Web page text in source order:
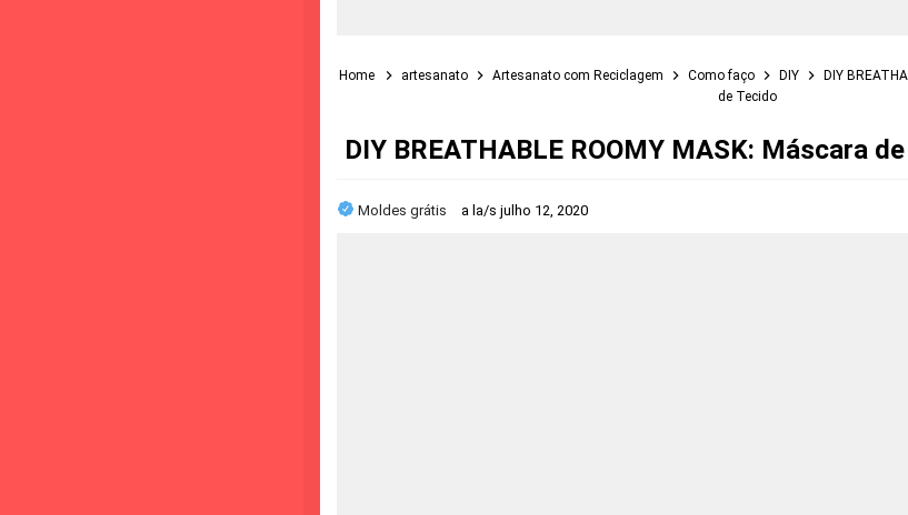
Home artesanato Artesanato com Reciclagem Como faço DIY
DIY
de Tecido
DIY BREATHABLE ROOMY MASK: Máscara
Moldes grátis a la/s julho 12, 2020